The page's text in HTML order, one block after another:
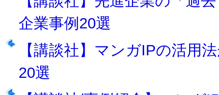
企業事例20選
【講談社】マンガIPの活
20選